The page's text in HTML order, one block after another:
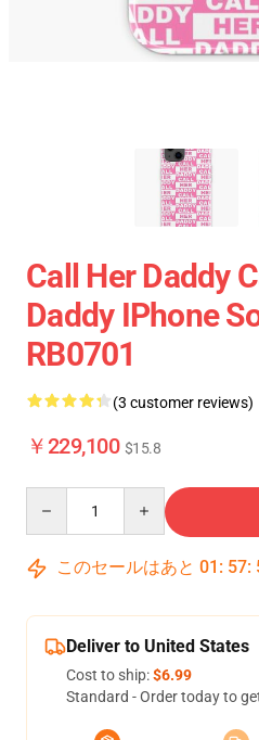
Call Her Daddy
Daddy IPhone
RB0701
(3 customer reviews)
￥229,100 $15.8
このセールはあと 01 : 57:
Deliver to United States
Cost to ship:$6.99
Standard - Order today to